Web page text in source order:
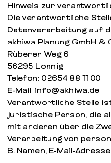
Hinweis zur
Die verantwortliche
Datenverarbeitung auf
akhiwa Planung GmbH &
Rüberer Weg 6
56295 Lonnig
Telefon: 02654 88 11 00
E-Mail: info@akhiwa.de
Verantwortliche Stelle
juristische Person, die
mit anderen über die
Verarbeitung von
B. Namen, E-Mail-